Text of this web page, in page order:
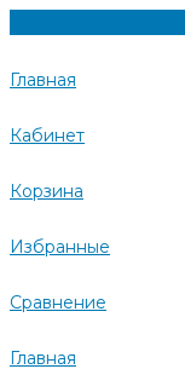
Главная
Кабинет
Корзина
Избранные
Сравнение
Главная